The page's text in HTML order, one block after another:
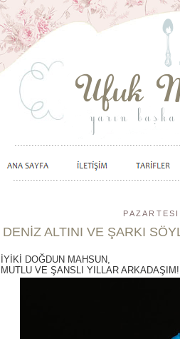
DENİZ ALTINI VE ŞARKI
İYİKİ DOĞDUN MAHSUN,
MUTLU VE ŞANSLI YILLAR ARKADAŞIM!